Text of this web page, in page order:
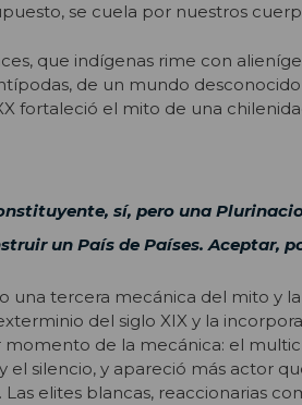
se cuela por nuestros
que indígenas rime con
de un mundo
fortaleció el mito de una
sí, pero una
un País de Países. Aceptar,
una tercera mecánica del mito y
del siglo XIX y la
momento de la mecánica: el
el silencio, y apareció más actor
elites blancas, reaccionarias